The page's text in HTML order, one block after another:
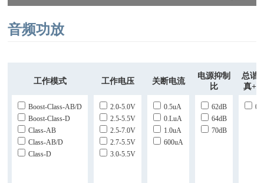
音频功放
工作模式 工作电压 关断电流
电源抑制
比
总谐
真+
Boost-Class-AB/D
Boost-Class-D
Class-AB
Class-AB/D
Class-D
2.0-5.0V
2.5-5.5V
2.5-7.0V
2.7-5.5V
3.0-5.5V
0.5uA
0.luA
1.0uA
600uA
62dB
64dB
70dB